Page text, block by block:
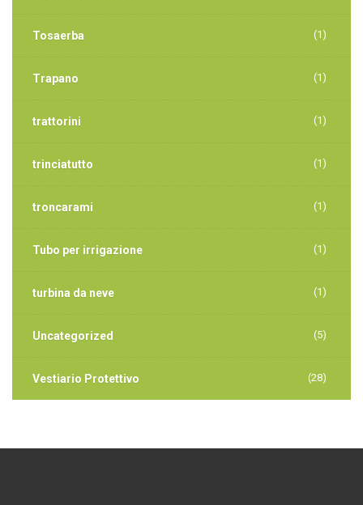
Tosaerba (1)
Trapano (1)
trattorini (1)
trinciatutto (1)
troncarami (1)
Tubo per irrigazione (1)
turbina da neve (1)
Uncategorized (5)
Vestiario Protettivo (28)